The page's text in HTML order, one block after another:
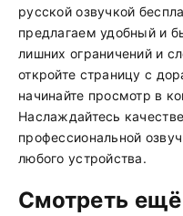
русской озвучкой
предлагаем удобный и
лишних ограничений и
откройте страницу с
начинайте просмотр в
Наслаждайтесь
профессиональной
любого устройства.
Смотреть